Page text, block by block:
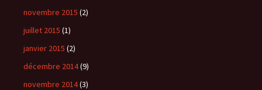
novembre 2015 (2)
juillet 2015 (1)
janvier 2015 (2)
décembre 2014(9)
novembre 2014(3)